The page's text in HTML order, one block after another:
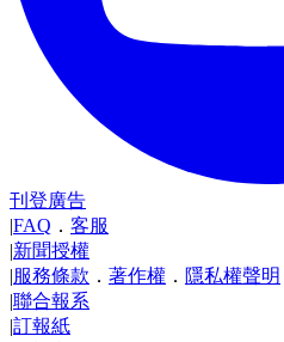
刊登廣告
|FAQ ． 客服
|新聞授權
|服務條款 ． 著作權 ． 隱私權聲明
|聯合報系
|訂報紙